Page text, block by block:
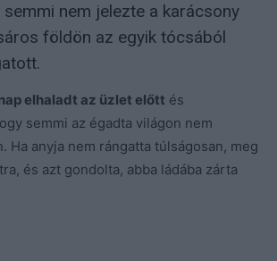
nem jelezte a karácsony
földön az egyik tócsából
elhaladt az üzlet előtt és
semmi az égadta világon nem
Ha anyja nem rángatta túlságosan, meg
és azt gondolta, abba ládába zárta